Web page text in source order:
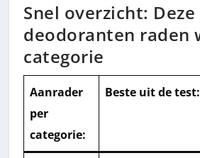
Snel overzicht: Deze
deodoranten raden
categorie
Aanrader
per
categorie:
Beste uit de test: